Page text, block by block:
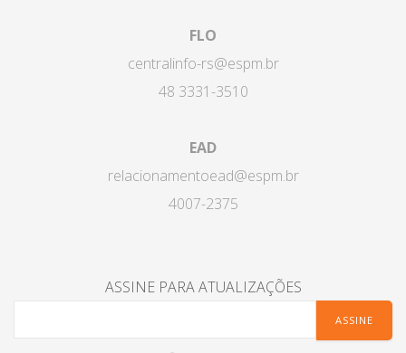
FLO
centralinfo-rs@espm.br
48 3331-3510
EAD
relacionamentoead@espm.br
4007-2375
ASSINE PARA ATUALIZAÇÕES